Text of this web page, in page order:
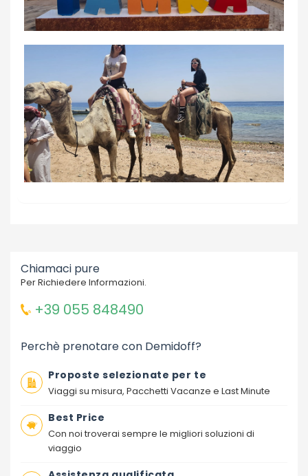
Chiamaci pure
Per Richiedere Informazioni.
+39 055 848490
Perchè prenotare con Demidoff?
Proposte selezionate per te
Viaggi su misura, Pacchetti Vacanze e Last Minute
Best Price
Con noi troverai sempre le migliori soluzioni di
viaggio